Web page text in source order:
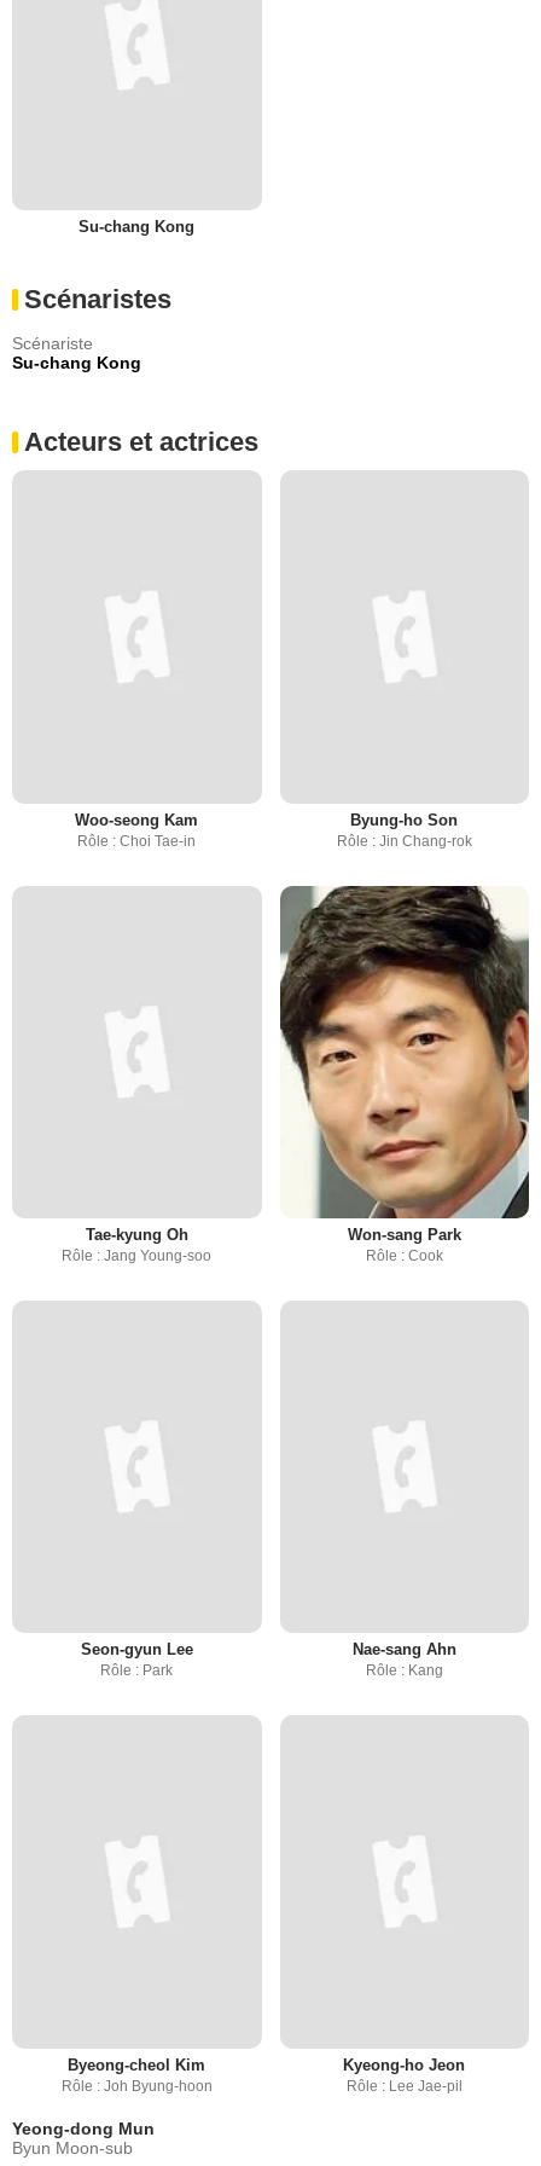
Su-chang Kong
Scénaristes
Scénariste
Su-chang Kong
Acteurs et actrices
Woo-seong Kam
Rôle : Choi Tae-in
Byung-ho Son
Rôle : Jin Chang-rok
Tae-kyung Oh
Rôle : Jang Young-soo
Won-sang Park
Rôle : Cook
Seon-gyun Lee
Rôle : Park
Nae-sang Ahn
Rôle : Kang
Byeong-cheol Kim
Rôle : Joh Byung-hoon
Kyeong-ho Jeon
Rôle : Lee Jae-pil
Yeong-dong Mun
Byun Moon-sub